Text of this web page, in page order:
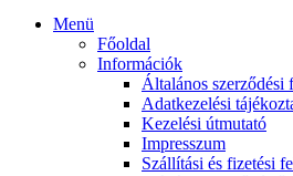
Menü
Főoldal
Információk
Általános szerződési
Adatkezelési
Kezelési útmutató
Impresszum
Szállítási és fizetési